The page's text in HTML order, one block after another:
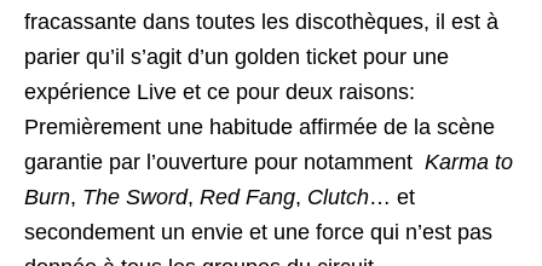
fracassante dans toutes les discothèques, il est à
parier qu’il s’agit d’un golden ticket pour une
expérience Live et ce pour deux raisons:
Premièrement une habitude affirmée de la scène
garantie par l’ouverture pour notamment Karma to
Burn, The Sword, Red Fang, Clutch… et
secondement un envie et une force qui n’est pas